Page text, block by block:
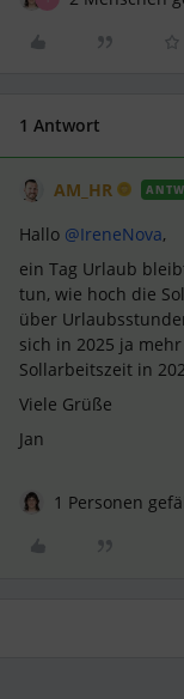
1 Antwort
AM_HR
Hallo ​ @IreneNova,
ein Tag Urlaub
tun, wie hoch die
über
sich in 2025 ja
Sollarbeitszeit in
Viele Grüße
Jan
1 Personen